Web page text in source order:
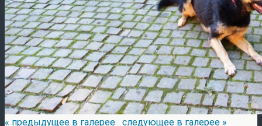
« предыдущее в галерее
следующее в галерее »